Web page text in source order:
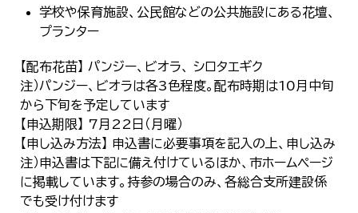
学校や保育施設、公民館などの公共施設にある花壇、
プランター
【配布花苗】 パンジー、ビオラ、 シロタエギク
注）パンジー、ビオラは各3色程度。配布時期は10月中旬
から下旬を予定しています
【申込期限】 7月22日（月曜）
【申し込み方法】 申込書に必要事項を記入の上、申し込み
注）申込書は下記に備え付けているほか、市ホームページ
に掲載しています。持参の場合のみ、各総合支所建設係
でも受け付けます